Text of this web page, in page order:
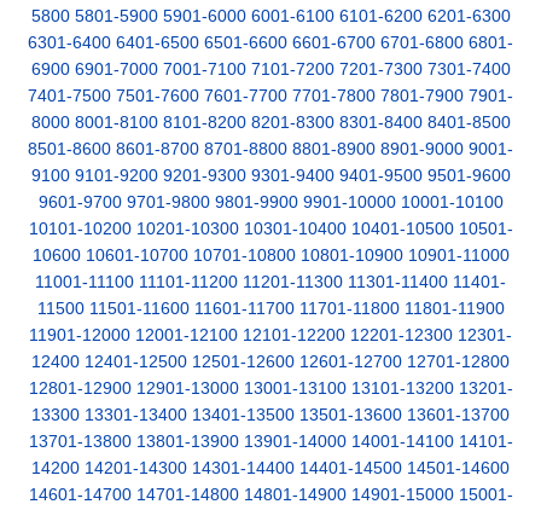
5800 5801-5900 5901-6000 6001-6100 6101-6200 6201-6300
6301-6400 6401-6500 6501-6600 6601-6700 6701-6800 6801-
6900 6901-7000 7001-7100 7101-7200 7201-7300 7301-7400
7401-7500 7501-7600 7601-7700 7701-7800 7801-7900 7901-
8000 8001-8100 8101-8200 8201-8300 8301-8400 8401-8500
8501-8600 8601-8700 8701-8800 8801-8900 8901-9000 9001-
9100 9101-9200 9201-9300 9301-9400 9401-9500 9501-9600
9601-9700 9701-9800 9801-9900 9901-10000 10001-10100
10101-10200 10201-10300 10301-10400 10401-10500 10501-
10600 10601-10700 10701-10800 10801-10900 10901-11000
11001-11100 11101-11200 11201-11300 11301-11400 11401-
11500 11501-11600 11601-11700 11701-11800 11801-11900
11901-12000 12001-12100 12101-12200 12201-12300 12301-
12400 12401-12500 12501-12600 12601-12700 12701-12800
12801-12900 12901-13000 13001-13100 13101-13200 13201-
13300 13301-13400 13401-13500 13501-13600 13601-13700
13701-13800 13801-13900 13901-14000 14001-14100 14101-
14200 14201-14300 14301-14400 14401-14500 14501-14600
14601-14700 14701-14800 14801-14900 14901-15000 15001-